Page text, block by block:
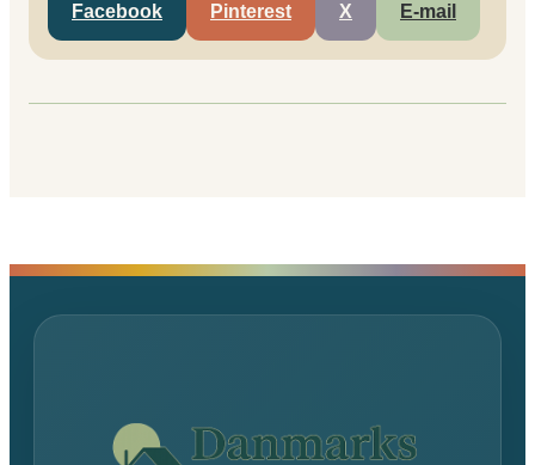
Facebook Pinterest X E-mail